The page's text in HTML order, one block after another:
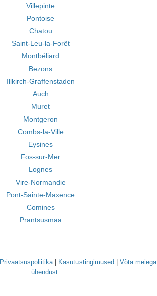
Villepinte
Pontoise
Chatou
Saint-Leu-la-Forêt
Montbéliard
Bezons
Illkirch-Graffenstaden
Auch
Muret
Montgeron
Combs-la-Ville
Eysines
Fos-sur-Mer
Lognes
Vire-Normandie
Pont-Sainte-Maxence
Comines
Prantsusmaa
Privaatsuspoliitika| Kasutustingimused
Võta meiega
ühendust